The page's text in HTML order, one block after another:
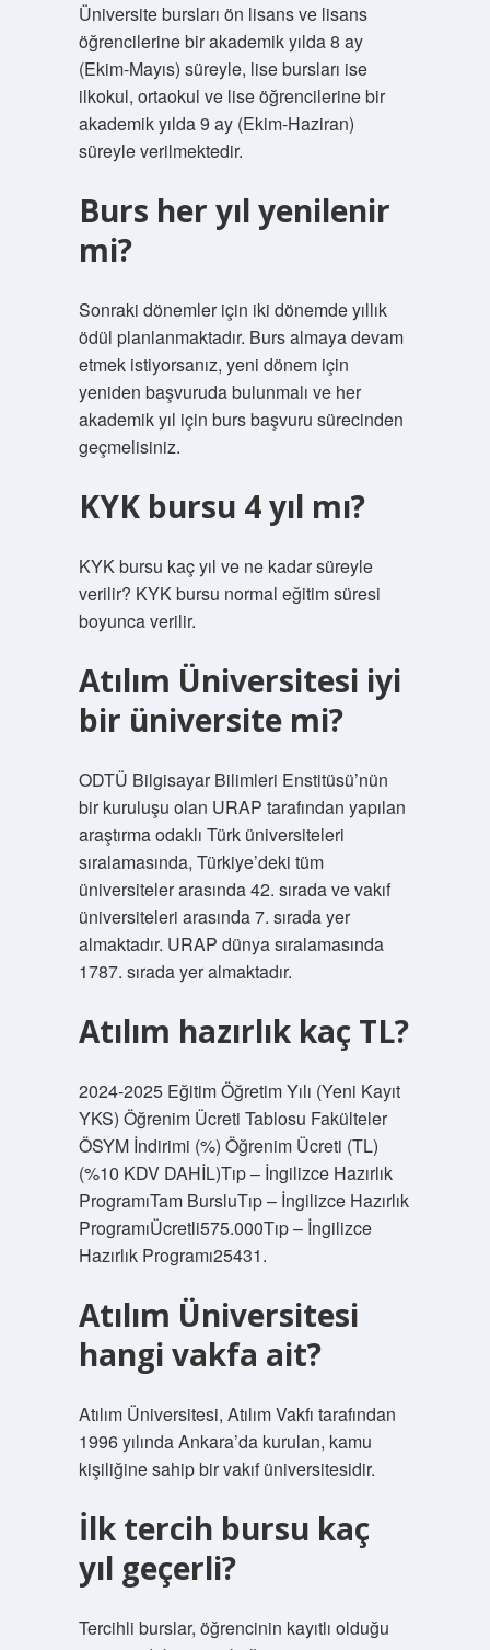
Üniversite bursları ön lisans ve lisans
öğrencilerine bir akademik yılda 8 ay
(Ekim-Mayıs) süreyle, lise bursları ise
ilkokul, ortaokul ve lise öğrencilerine bir
akademik yılda 9 ay (Ekim-Haziran)
süreyle verilmektedir.
Burs her yıl yenilenir
mi?
Sonraki dönemler için iki dönemde yıllık
ödül planlanmaktadır. Burs almaya devam
etmek istiyorsanız, yeni dönem için
yeniden başvuruda bulunmalı ve her
akademik yıl için burs başvuru sürecinden
geçmelisiniz.
KYK bursu 4 yıl mı?
KYK bursu kaç yıl ve ne kadar süreyle
verilir? KYK bursu normal eğitim süresi
boyunca verilir.
Atılım Üniversitesi iyi
bir üniversite mi?
ODTÜ Bilgisayar Bilimleri Enstitüsü’nün
bir kuruluşu olan URAP tarafından yapılan
araştırma odaklı Türk üniversiteleri
sıralamasında, Türkiye’deki tüm
üniversiteler arasında 42. sırada ve vakıf
üniversiteleri arasında 7. sırada yer
almaktadır. URAP dünya sıralamasında
1787. sırada yer almaktadır.
Atılım hazırlık kaç TL?
2024-2025 Eğitim Öğretim Yılı (Yeni Kayıt
YKS) Öğrenim Ücreti Tablosu Fakülteler
ÖSYM İndirimi (%) Öğrenim Ücreti (TL)
(%10 KDV DAHİL)Tıp – İngilizce Hazırlık
ProgramıTam BursluTıp – İngilizce Hazırlık
ProgramıÜcretli575.000Tıp – İngilizce
Hazırlık Programı25431.
Atılım Üniversitesi
hangi vakfa ait?
Atılım Üniversitesi, Atılım Vakfı tarafından
1996 yılında Ankara’da kurulan, kamu
kişiliğine sahip bir vakıf üniversitesidir.
İlk tercih bursu kaç
yıl geçerli?
Tercihli burslar, öğrencinin kayıtlı olduğu